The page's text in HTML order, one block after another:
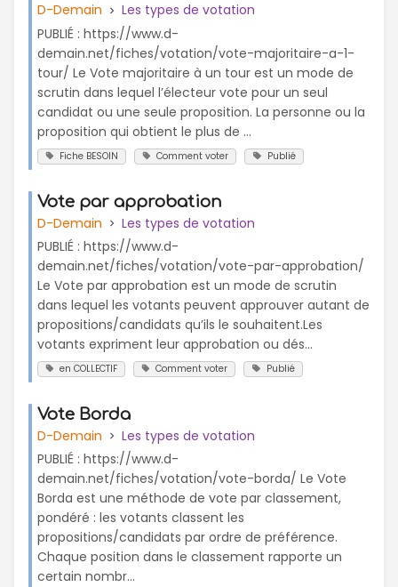
D-Demain
Les types de votation
PUBLIÉ : https://www.d-
demain.net/fiches/votation/vote-majoritaire-a-1-
tour/ Le Vote majoritaire à un tour est un mode de
scrutin dans lequel l’électeur vote pour un seul
candidat ou une seule proposition. La personne ou la
proposition qui obtient le plus de ...
Fiche BESOIN Comment voter Publié
Vote par approbation
D-Demain
Les types de votation
PUBLIÉ : https://www.d-
demain.net/fiches/votation/vote-par-approbation/
Le Vote par approbation est un mode de scrutin
dans lequel les votants peuvent approuver autant de
propositions/candidats qu’ils le souhaitent.Les
votants expriment leur approbation ou dés...
en COLLECTIF Comment voter Publié
Vote Borda
D-Demain
Les types de votation
PUBLIÉ : https://www.d-
demain.net/fiches/votation/vote-borda/ Le Vote
Borda est une méthode de vote par classement,
pondéré : les votants classent les
propositions/candidats par ordre de préférence.
Chaque position dans le classement rapporte un
certain nombr...